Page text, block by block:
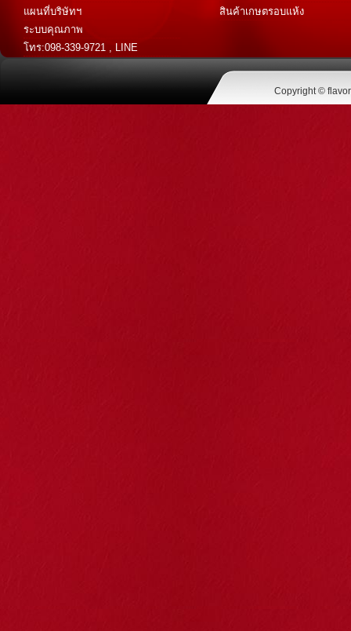
แผนที่บริษัทฯ
ระบบคุณภาพ
โทร:098-339-9721 , LINE
@flavoraromatic
เทศ (Spice Flavor)
สินค้าเกษตรอบแห้ง
Copyright ©